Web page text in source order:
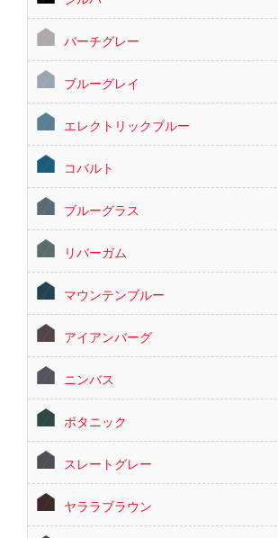
バーチグレー
ブルーグレイ
エレクトリックブルー
コバルト
ブルーグラス
リバーガム
マウンテンブルー
アイアンバーグ
ニンバス
ボタニック
スレートグレー
ヤララブラウン